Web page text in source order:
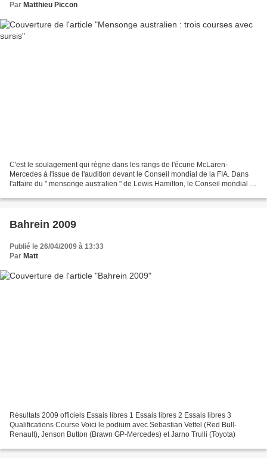
Par Matthieu Piccon
C'est le soulagement qui règne dans les rangs de l'écurie McLaren-
Mercedes à l'issue de l'audition devant le Conseil mondial de la FIA. Dans
l'affaire du " mensonge australien " de Lewis Hamilton, le Conseil mondial a
Bahrein 2009
Publié le 26/04/2009 à 13:33
Par Matt
Résultats 2009 officiels Essais libres 1 Essais libres 2 Essais libres 3
Qualifications Course Voici le podium avec Sebastian Vettel (Red Bull-
Renault), Jenson Button (Brawn GP-Mercedes) et Jarno Trulli (Toyota)